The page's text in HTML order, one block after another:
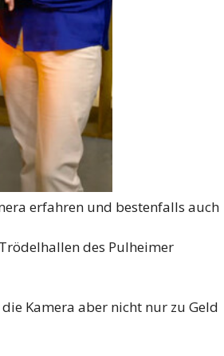
erfahren und bestenfalls auch
des Pulheimer
Kamera aber nicht nur zu Geld